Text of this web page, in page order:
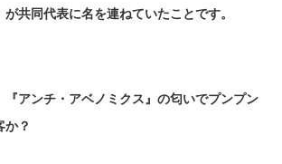
共同代表に名を連ねていたことです。
『アンチ・アベノミクス』の匂いでプンプン
か？